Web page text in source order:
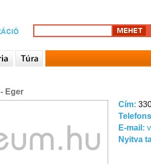
- Eger
Cím:
E-mail:
Nyitva